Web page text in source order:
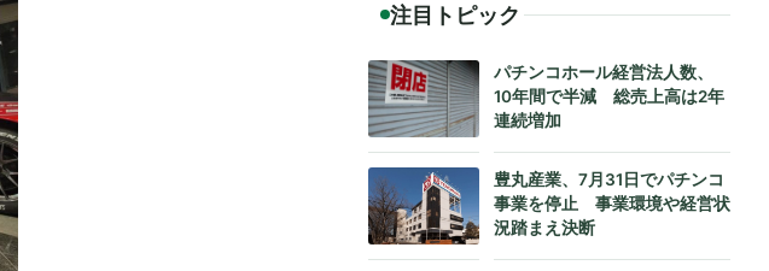
注目トピック
パチンコホール経営法人数、
10年間で半減 総売上高は2年
連続増加
豊丸産業、7月31日でパチンコ
事業を停止 事業環境や経営状
況踏まえ決断